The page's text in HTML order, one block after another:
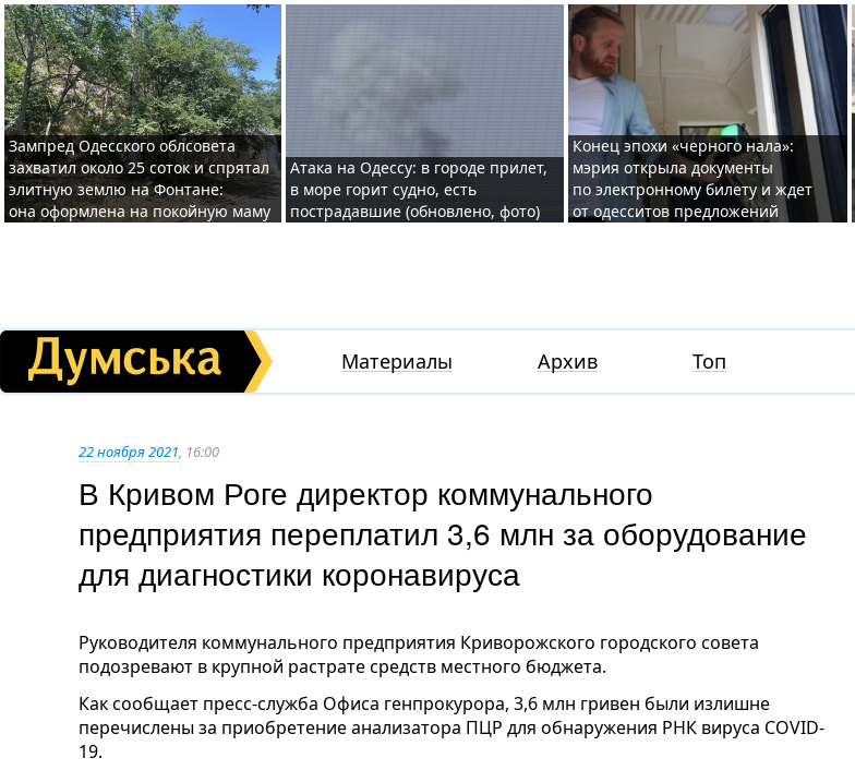
Зампред Одесского облсовета
захватил около 25 соток и спрятал
элитную землю на Фонтане:
она оформлена на покойную маму
Атака на Одессу: в городе прилет,
в море горит судно, есть
пострадавшие (обновлено, фото)
Конец эпохи «черного нала»:
мэрия открыла документы
по электронному билету и ждет
от одесситов предложений
Материалы Архив Топ
22 ноября 2021, 16:00
В Кривом Роге директор коммунального
предприятия переплатил 3,6 млн за оборудование
для диагностики коронавируса
Руководителя коммунального предприятия Криворожского городского совета
подозревают в крупной растрате средств местного бюджета.
Как сообщает пресс-служба Офиса генпрокурора, 3,6 млн гривен были излишне
перечислены за приобретение анализатора ПЦР для обнаружения РНК вируса COVID-
19.